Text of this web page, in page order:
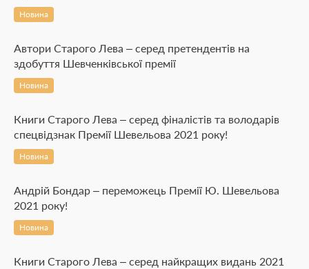
Новина
Автори Старого Лева – серед претендентів на
здобуття Шевченківської премії
Новина
Книги Старого Лева – серед фіналістів та володарів
спецвідзнак Премії Шевельова 2021 року!
Новина
Андрій Бондар – переможець Премії Ю. Шевельова
2021 року!
Новина
Книги Старого Лева – серед найкращих видань 2021